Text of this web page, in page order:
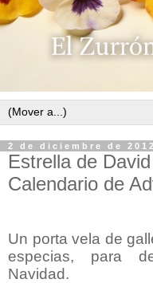
2 de diciembre de 2012
Estrella de
Calendario de
Un porta vela de
especias, para
Navidad.